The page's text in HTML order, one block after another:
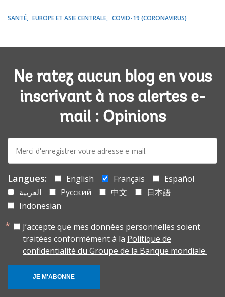
SANTÉ EUROPE ET ASIE CENTRALE COVID-19 (CORONAVIRUS)
Ne ratez aucun blog en vous
inscrivant à nos alertes e-
mail : Opinions
mail:
Langues: English Français
Español
العربية
Русский 中文
日本語
Indonesian
J’accepte que mes données personnelles soient
traitées conformément à la Politique de
confidentialité du Groupe de la Banque mondiale.
JE M'ABONNE